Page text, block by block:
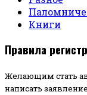
Книги
Правила
Желающим стать
написать